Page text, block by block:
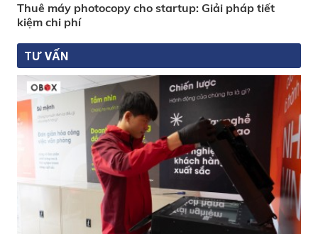
Thuê máy photocopy cho startup: Giải pháp tiết
kiệm chi phí
TƯ VẤN